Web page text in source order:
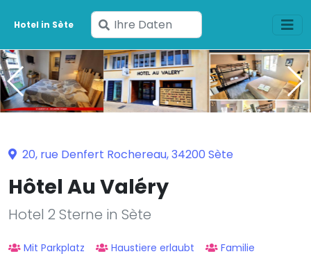
Hotel in Sète
Geben
Sie
Ihre
Daten
ein
20, rue Denfert Rochereau, 34200 Sète
Hôtel Au Valéry
Hotel 2 Sterne in Sète
Mit Parkplatz Haustiere erlaubt
Familie